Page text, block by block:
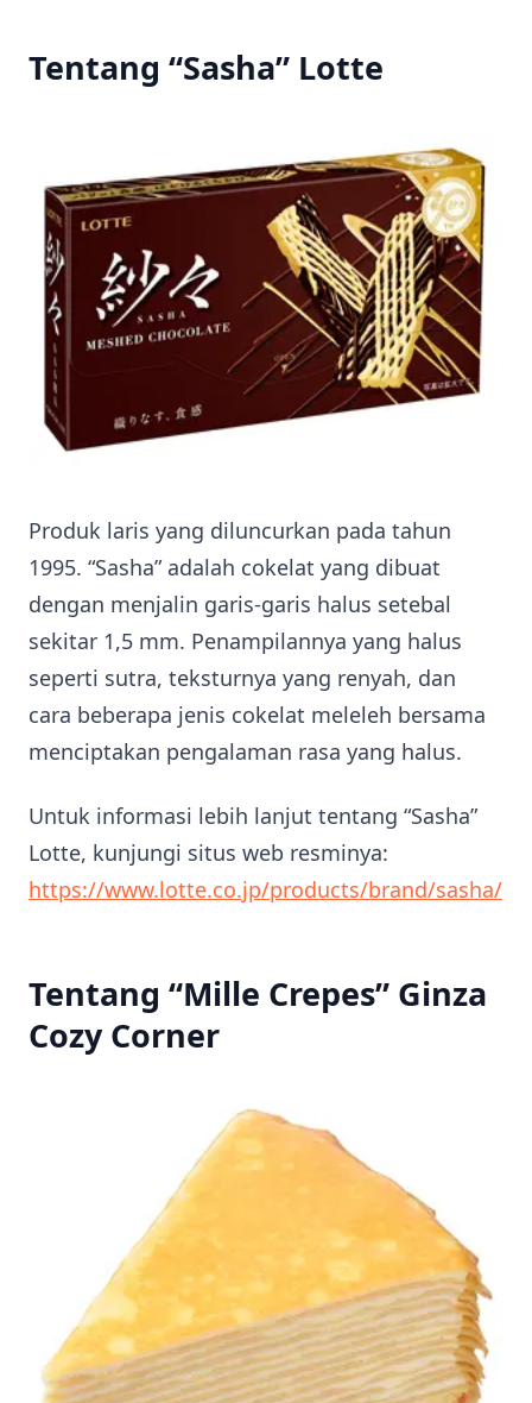
Tentang “Sasha” Lotte
Produk laris yang diluncurkan pada tahun
1995. “Sasha” adalah cokelat yang dibuat
dengan menjalin garis-garis halus setebal
sekitar 1,5 mm. Penampilannya yang halus
seperti sutra, teksturnya yang renyah, dan
cara beberapa jenis cokelat meleleh bersama
menciptakan pengalaman rasa yang halus.
Untuk informasi lebih lanjut tentang “Sasha”
Lotte, kunjungi situs web resminya:
https://www.lotte.co.jp/products/brand/sasha/
Tentang “Mille Crepes” Ginza
Cozy Corner